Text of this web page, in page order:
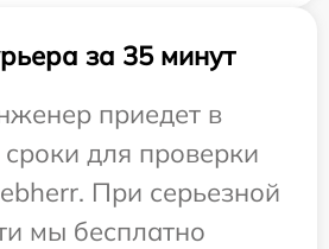
за 35 минут
приедет в
для проверки
При серьезной
мы бесплатно